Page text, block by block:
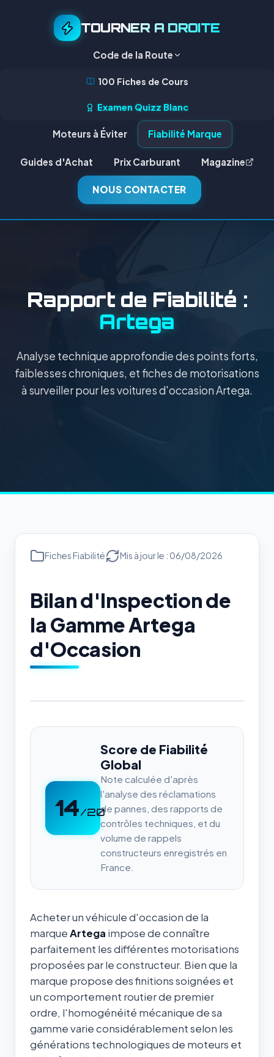
TOURNER A DROITE
Code de la Route
100 Fiches de Cours
Examen Quizz Blanc
Moteurs à Éviter Fiabilité Marque
Guides d'Achat Prix Carburant Magazine
NOUS CONTACTER
Rapport de Fiabilité :
Artega
Analyse technique approfondie des points forts,
faiblesses chroniques, et fiches de motorisations
à surveiller pour les voitures d'occasion Artega.
Fiches Fiabilité Mis à jour le : 06/08/2026
Bilan d'Inspection de
la Gamme Artega
d'Occasion
14/20
Score de Fiabilité
Global
Note calculée d'après
l'analyse des réclamations
de pannes, des rapports de
contrôles techniques, et du
volume de rappels
constructeurs enregistrés en
France.
Acheter un véhicule d'occasion de la
marqueArtega impose de connaître
parfaitement les différentes motorisations
proposées par le constructeur. Bien que la
marque propose des finitions soignées et
un comportement routier de premier
ordre, l'homogénéité mécanique de sa
gamme varie considérablement selon les
générations technologiques de moteurs et